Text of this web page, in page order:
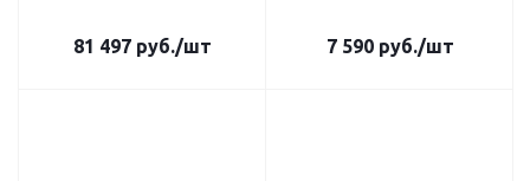
81 497 руб./шт 7 590руб./шт